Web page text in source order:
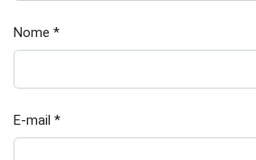
Nome *
E-mail *